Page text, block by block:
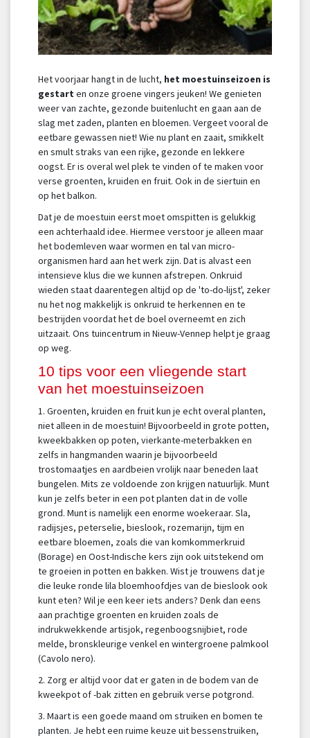
Het voorjaar hangt in de lucht, het moestuinseizoen is
gestart en onze groene vingers jeuken! We genieten
weer van zachte, gezonde buitenlucht en gaan aan de
slag met zaden, planten en bloemen. Vergeet vooral de
eetbare gewassen niet! Wie nu plant en zaait, smikkelt
en smult straks van een rijke, gezonde en lekkere
oogst. Er is overal wel plek te vinden of te maken voor
verse groenten, kruiden en fruit. Ook in de siertuin en
op het balkon.
Dat je de moestuin eerst moet omspitten is gelukkig
een achterhaald idee. Hiermee verstoor je alleen maar
het bodemleven waar wormen en tal van micro-
organismen hard aan het werk zijn. Dat is alvast een
intensieve klus die we kunnen afstrepen. Onkruid
wieden staat daarentegen altijd op de 'to-do-lijst', zeker
nu het nog makkelijk is onkruid te herkennen en te
bestrijden voordat het de boel overneemt en zich
uitzaait. Ons tuincentrum in Nieuw-Vennep helpt je graag
op weg.
10 tips voor een vliegende start
van het moestuinseizoen
1. Groenten, kruiden en fruit kun je echt overal planten,
niet alleen in de moestuin! Bijvoorbeeld in grote potten,
kweekbakken op poten, vierkante-meterbakken en
zelfs in hangmanden waarin je bijvoorbeeld
trostomaatjes en aardbeien vrolijk naar beneden laat
bungelen. Mits ze voldoende zon krijgen natuurlijk. Munt
kun je zelfs beter in een pot planten dat in de volle
grond. Munt is namelijk een enorme woekeraar. Sla,
radijsjes, peterselie, bieslook, rozemarijn, tijm en
eetbare bloemen, zoals die van komkommerkruid
(Borage) en Oost-Indische kers zijn ook uitstekend om
te groeien in potten en bakken. Wist je trouwens dat je
die leuke ronde lila bloemhoofdjes van de bieslook ook
kunt eten? Wil je een keer iets anders? Denk dan eens
aan prachtige groenten en kruiden zoals de
indrukwekkende artisjok, regenboogsnijbiet, rode
melde, bronskleurige venkel en wintergroene palmkool
(Cavolo nero).
2. Zorg er altijd voor dat er gaten in de bodem van de
kweekpot of -bak zitten en gebruik verse potgrond.
3. Maart is een goede maand om struiken en bomen te
planten. Je hebt een ruime keuze uit bessenstruiken,